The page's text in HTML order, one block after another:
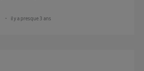
il y a presque 3 ans